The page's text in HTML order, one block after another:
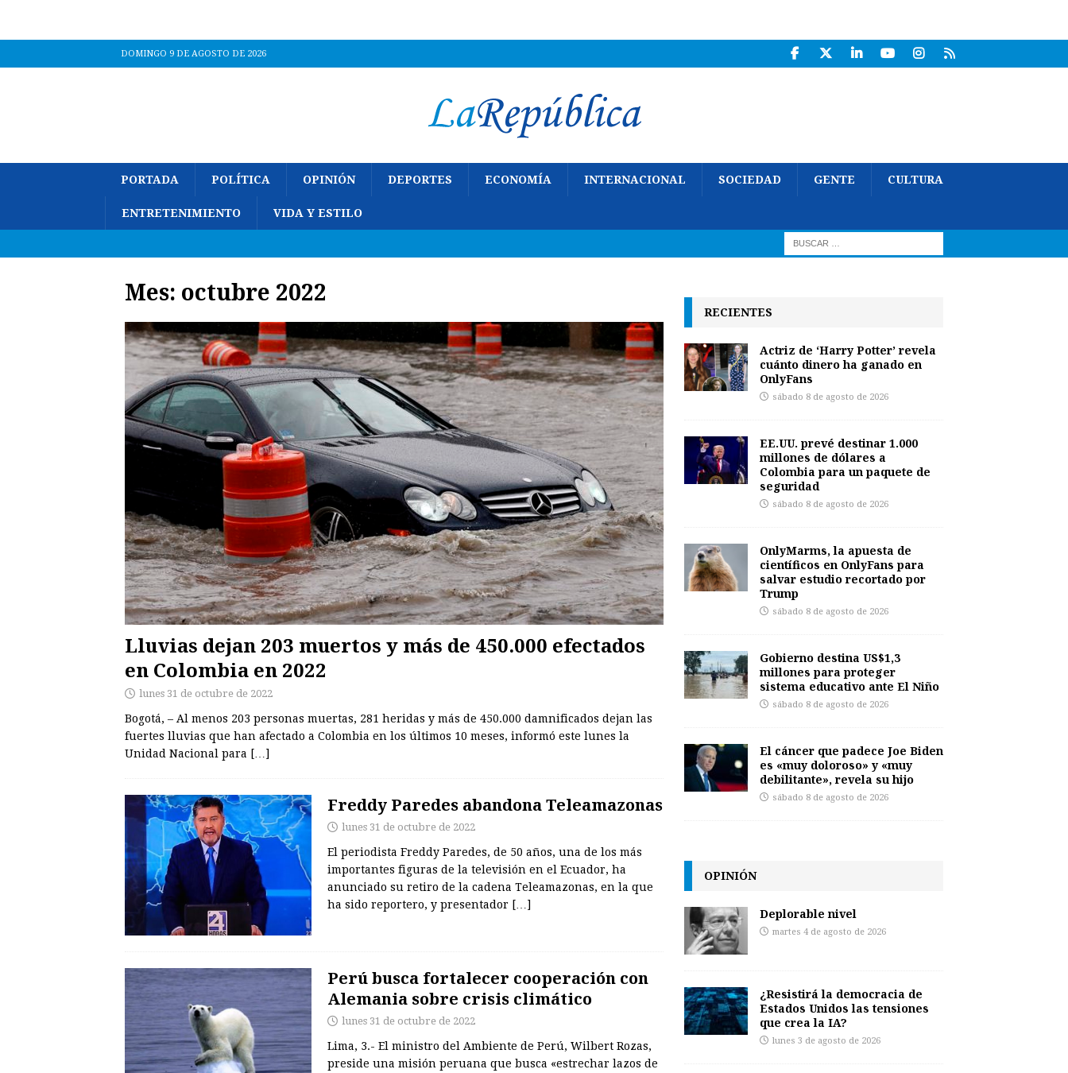
DOMINGO 9 DE AGOSTO DE 2026
PORTADA POLÍTICA OPINIÓN DEPORTES ECONOMÍA INTERNACIONAL SOCIEDAD GENTE CULTURA
ENTRETENIMIENTO VIDA Y ESTILO
Mes: octubre 2022
Lluvias dejan 203 muertos y más de 450.000 efectados
en Colombia en 2022
lunes 31 de octubre de 2022
Bogotá, – Al menos 203 personas muertas, 281 heridas y más de 450.000 damnificados dejan las
fuertes lluvias que han afectado a Colombia en los últimos 10 meses, informó este lunes la
Unidad Nacional para […]
Freddy Paredes abandona Teleamazonas
lunes 31 de octubre de 2022
El periodista Freddy Paredes, de 50 años, una de los más
importantes figuras de la televisión en el Ecuador, ha
anunciado su retiro de la cadena Teleamazonas, en la que
ha sido reportero, y presentador […]
Perú busca fortalecer cooperación con
Alemania sobre crisis climático
lunes 31 de octubre de 2022
Lima, 3.- El ministro del Ambiente de Perú, Wilbert Rozas,
preside una misión peruana que busca «estrechar lazos de
RECIENTES
Actriz de ‘Harry Potter’ revela
cuánto dinero ha ganado en
OnlyFans
sábado 8 de agosto de 2026
EE.UU. prevé destinar 1.000
millones de dólares a
Colombia para un paquete de
seguridad
sábado 8 de agosto de 2026
OnlyMarms, la apuesta de
científicos en OnlyFans para
salvar estudio recortado por
Trump
sábado 8 de agosto de 2026
Gobierno destina US$1,3
millones para proteger
sistema educativo ante El Niño
sábado 8 de agosto de 2026
El cáncer que padece Joe Biden
es «muy doloroso» y «muy
debilitante», revela su hijo
sábado 8 de agosto de 2026
OPINIÓN
Deplorable nivel
martes 4 de agosto de 2026
¿Resistirá la democracia de
Estados Unidos las tensiones
que crea la IA?
lunes 3 de agosto de 2026